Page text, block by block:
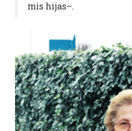
mis hijas–.